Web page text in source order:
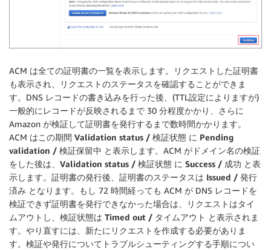
ACM は全ての証明書の一覧を表示します。リクエストした証明書
も表示され、リクエストのステータスを確認することができま
す。DNS レコードの書き込みを行った後、(TTL設定によりますが)
一般的にレコードが反映されるまで 30 分程度かかり、さらに
Amazon が検証して証明書を発行するまで数時間かかります。
ACM はこの期間 Validation status / 検証状態 に Pending
validation / 検証保留中 と表示します。ACM がドメイン名の検証
をした後は、 Validation status / 検証状態 に Success / 成功 と表
示します。証明書の発行後、証明書のステータスは Issued / 発行
済み となります。もし 72 時間経っても ACM が DNS レコードを
検証できず証明書を発行できなかった場合は、リクエストはタイ
ムアウトし、検証状態は Timed out / タイムアウト と表示されま
す。やり直すには、新たにリクエストを作成する必要がありま
す。検証や発行についてトラブルシューティングする手順につい